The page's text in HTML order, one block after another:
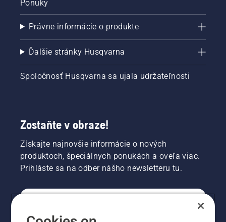
Ponuky
Právne informácie o produkte
Ďalšie stránky Husqvarna
Spoločnosť Husqvarna sa ujala udržateľnosti
Zostaňte v obraze!
Získajte najnovšie informácie o nových
produktoch, špeciálnych ponukách a oveľa viac.
Prihláste sa na odber nášho newsletteru tu.